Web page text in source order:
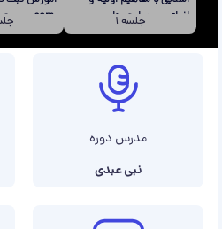
انواع وب سایت ها
جلسه 1
مدرس دوره
نبی عبدی